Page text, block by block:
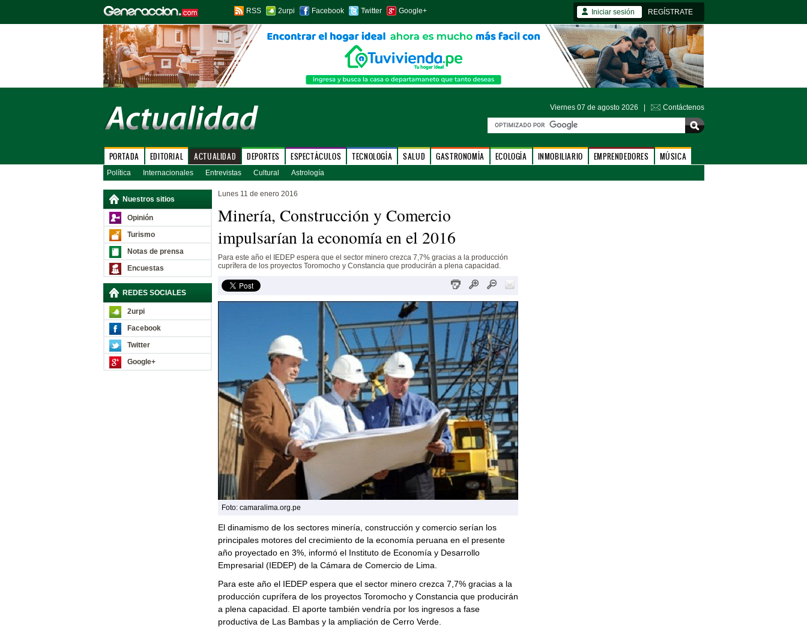
RSS 2urpi Facebook Twitter Google+ Iniciar sesión REGÍSTRATE
Viernes 07 de agosto 2026 | Contáctenos
PORTADA EDITORIAL ACTUALIDAD DEPORTES ESPECTÁCULOS TECNOLOGÍA SALUD GASTRONOMÍA ECOLOGÍA INMOBILIARIO EMPRENDEDORES MÚSICA
Política Internacionales Entrevistas Cultural Astrología
Nuestros sitios
Opinión
Turismo
Notas de prensa
Encuestas
REDES SOCIALES
2urpi
Facebook
Twitter
Google+
Lunes 11 de enero 2016
Minería, Construcción y Comercio
impulsarían la economía en el 2016
Para este año el IEDEP espera que el sector minero crezca 7,7% gracias a la producción
cuprífera de los proyectos Toromocho y Constancia que producirán a plena capacidad.
Foto: camaralima.org.pe
El dinamismo de los sectores minería, construcción y comercio serían los
principales motores del crecimiento de la economía peruana en el presente
año proyectado en 3%, informó el Instituto de Economía y Desarrollo
Empresarial (IEDEP) de la Cámara de Comercio de Lima.
Para este año el IEDEP espera que el sector minero crezca 7,7% gracias a la
producción cuprífera de los proyectos Toromocho y Constancia que producirán
a plena capacidad. El aporte también vendría por los ingresos a fase
productiva de Las Bambas y la ampliación de Cerro Verde.